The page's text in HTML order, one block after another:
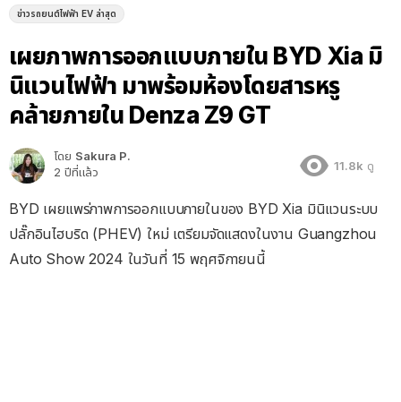
ข่าวรถยนต์ไฟฟ้า EV ล่าสุด
เผยภาพการออกแบบภายใน BYD Xia มิ
นิแวนไฟฟ้า มาพร้อมห้องโดยสารหรู
คล้ายภายใน Denza Z9 GT
โดย Sakura P.
2 ปีที่แล้ว
11.8k ดู
BYD เผยแพร่ภาพการออกแบบภายในของ BYD Xia มินิแวนระบบ
ปลั๊กอินไฮบริด (PHEV) ใหม่ เตรียมจัดแสดงในงาน Guangzhou
Auto Show 2024 ในวันที่ 15 พฤศจิกายนนี้